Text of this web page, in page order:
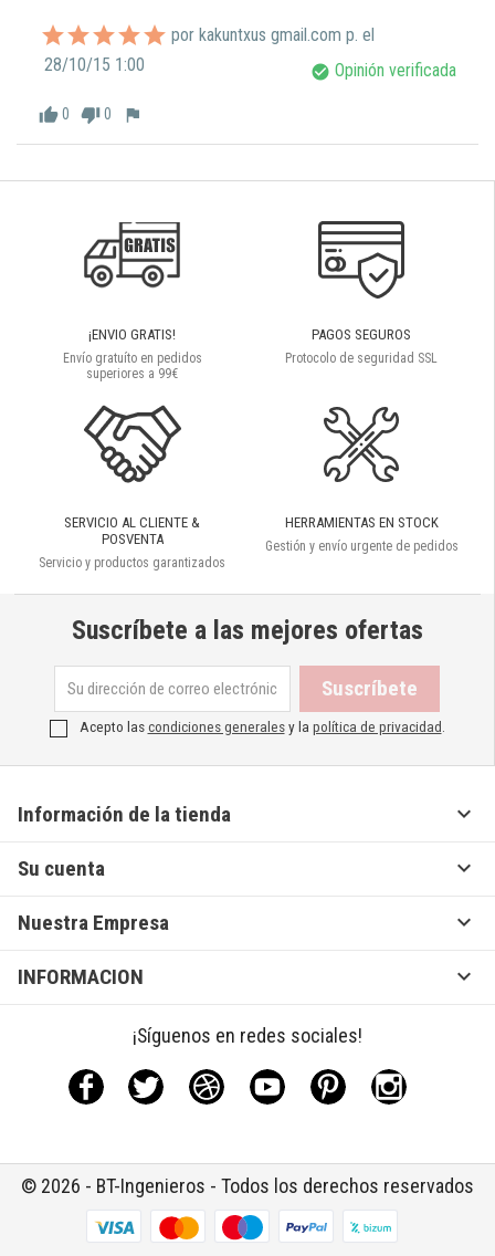
por kakuntxus gmail.com p. el
28/10/15 1:00
check_circle Opinión verificada
thumb_up0 thumb_down0 flag
¡ENVIO GRATIS!
Envío gratuíto en pedidos
superiores a 99€
PAGOS SEGUROS
Protocolo de seguridad SSL
SERVICIO AL CLIENTE &
POSVENTA
Servicio y productos garantizados
HERRAMIENTAS EN STOCK
Gestión y envío urgente de pedidos
Suscríbete a las mejores ofertas
Acepto lascondiciones generalesy la política de privacidad
Información de la tienda 
Su cuenta 
Nuestra Empresa 
INFORMACION 
¡Síguenos en redes sociales!
Facebook Twitter Rss YouTubePinterestInstagram
© 2026 - BT-Ingenieros - Todos los derechos reservados